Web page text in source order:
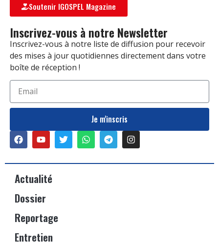
Soutenir IGOSPEL Magazine
Inscrivez-vous à notre Newsletter
Inscrivez-vous à notre liste de diffusion pour recevoir
des mises à jour quotidiennes directement dans votre
boîte de réception !
Je m'inscris
Actualité
Dossier
Reportage
Entretien